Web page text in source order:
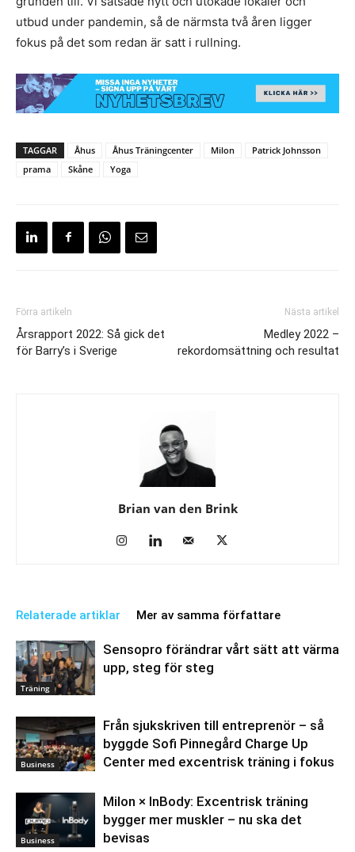
utbud under pandemin, så de närmsta två åren ligger
fokus på det som redan är satt i rullning.
TAGGAR Åhus Åhus Träningcenter Milon
Patrick Johnsson
prama
Skåne Yoga
Förra artikeln
Årsrapport 2022: Så gick det
för Barry’s i Sverige
Nästa artikel
Medley 2022 –
rekordomsättning och resultat
Brian van den Brink
Relaterade artiklar Mer av samma författare
Träning
Sensopro förändrar vårt sätt att värma
upp, steg för steg
Business
Från sjukskriven till entreprenör – så
byggde Sofi Pinnegård Charge Up
Center med excentrisk träning i fokus
Business
Milon × InBody: Excentrisk träning
bygger mer muskler – nu ska det
bevisas